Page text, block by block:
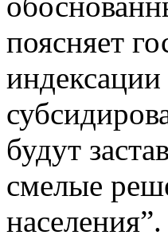
поясняет
будут
смелые